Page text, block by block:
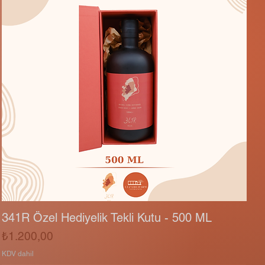
341R Özel Hediyelik Tekli Kutu - 500 ML
Fiyat
₺1.200,00
KDV dahil